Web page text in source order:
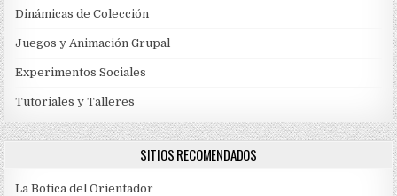
Dinámicas de Colección
Juegos y Animación Grupal
Experimentos Sociales
Tutoriales y Talleres
SITIOS RECOMENDADOS
La Botica del Orientador